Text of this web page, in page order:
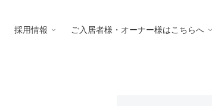
採用情報 ご入居者様・オーナー様はこちらへ